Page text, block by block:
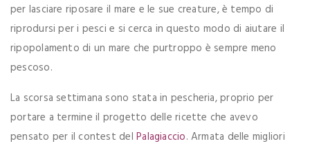
per lasciare riposare il mare e le sue creature, è tempo di
riprodursi per i pesci e si cerca in questo modo di aiutare il
ripopolamento di un mare che purtroppo è sempre meno
pescoso.
La scorsa settimana sono stata in pescheria, proprio per
portare a termine il progetto delle ricette che avevo
pensato per il contest delPalagiaccio. Armata delle migliori